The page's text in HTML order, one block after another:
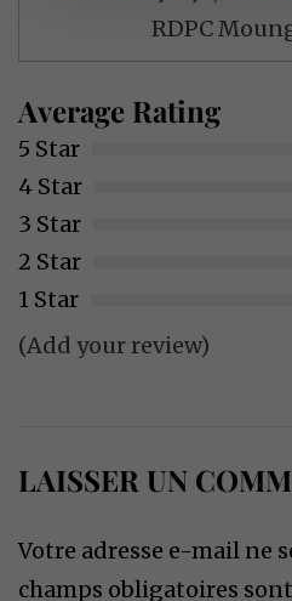
RDPC
Average Rating
5 Star
4 Star
3 Star
2 Star
1 Star
(Add your review)
LAISSER UN
Votre adresse e-mail ne
champs obligatoires